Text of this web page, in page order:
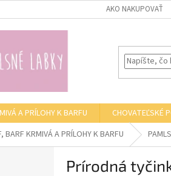
AKO NAKUPOVAŤ
A PRÍLOHY K BARFU CHOVATEĽSKÉ
BARF KRMIVÁ A PRÍLOHY K BARFU
Prírodná